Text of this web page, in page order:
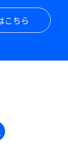
こちら